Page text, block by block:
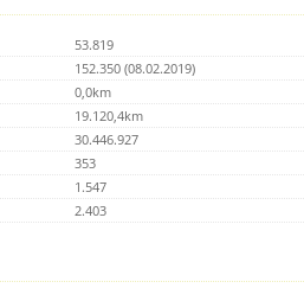
53.819
152.350 (08.02.2019)
0,0km
19.120,4km
30.446.927
353
1.547
2.403